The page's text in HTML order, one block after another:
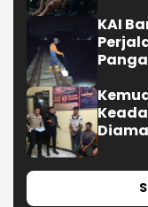
KAI